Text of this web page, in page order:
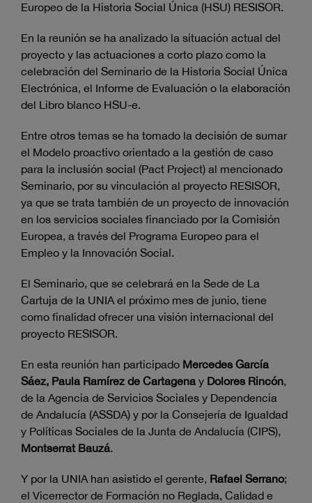
Europeo de la Historia Social Única (HSU) RESISOR.
En la reunión se ha analizado la situación actual del
proyecto y las actuaciones a corto plazo como la
celebración del Seminario de la Historia Social Única
Electrónica, el Informe de Evaluación o la elaboración
del Libro blanco HSU-e.
Entre otros temas se ha tomado la decisión de sumar
el Modelo proactivo orientado a la gestión de caso
para la inclusión social (Pact Project) al mencionado
Seminario, por su vinculación al proyecto RESISOR,
ya que se trata también de un proyecto de innovación
en los servicios sociales financiado por la Comisión
Europea, a través del Programa Europeo para el
Empleo y la Innovación Social.
El Seminario, que se celebrará en la Sede de La
Cartuja de la UNIA el próximo mes de junio, tiene
como finalidad ofrecer una visión internacional del
proyecto RESISOR.
En esta reunión han participado Mercedes García
Sáez, Paula Ramírez de Cartagena y Dolores Rincón,
de la Agencia de Servicios Sociales y Dependencia
de Andalucía (ASSDA) y por la Consejería de Igualdad
y Políticas Sociales de la Junta de Andalucía (CIPS),
Montserrat Bauzá.
Y por la UNIA han asistido el gerente, Rafael Serrano;
el Vicerrector de Formación no Reglada, Calidad e